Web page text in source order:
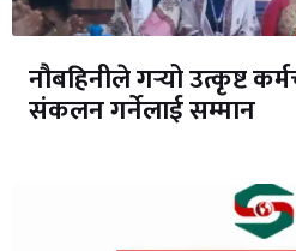
नौबहिनीले गर्‍यो उत्कृष्ट
संकलन गर्नेलाई सम्मान